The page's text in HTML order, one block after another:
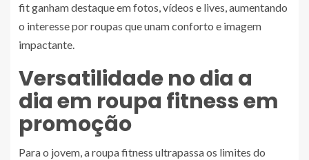
fit ganham destaque em fotos, vídeos e lives, aumentando
o interesse por roupas que unam conforto e imagem
impactante.
Versatilidade no dia a
dia em roupa fitness em
promoção
Para o jovem, a roupa fitness ultrapassa os limites do